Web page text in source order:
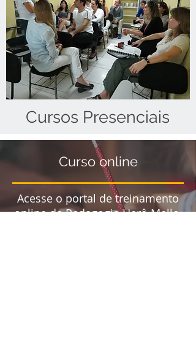
Cursos Presenciais
Curso online
Acesse o portal de treinamento
online da Pedagogia Uerê-Mello.